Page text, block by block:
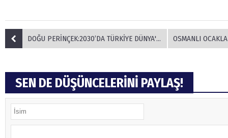
DOĞU PERİNÇEK:2030’DA TÜRKİYE DÜNYA'NIN 5.BÜYÜK EKONOMİSİ OLACAKTIR” OSMANLI OCAKLARI:ABD
SEN DE DÜŞÜNCELERİNİ PAYLAŞ!